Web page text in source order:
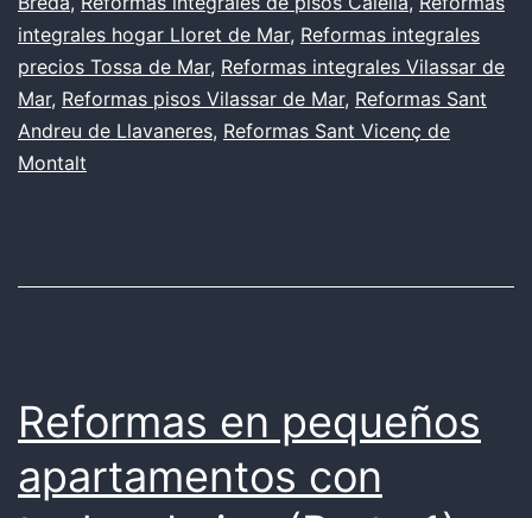
integrales hogar Lloret de Mar, Reformas integrales
precios Tossa de Mar, Reformas integrales Vilassar de
Mar, Reformas pisos Vilassar de Mar, Reformas Sant
Andreu de Llavaneres, Reformas Sant Vicenç de
Montalt
Reformas en pequeños
apartamentos con